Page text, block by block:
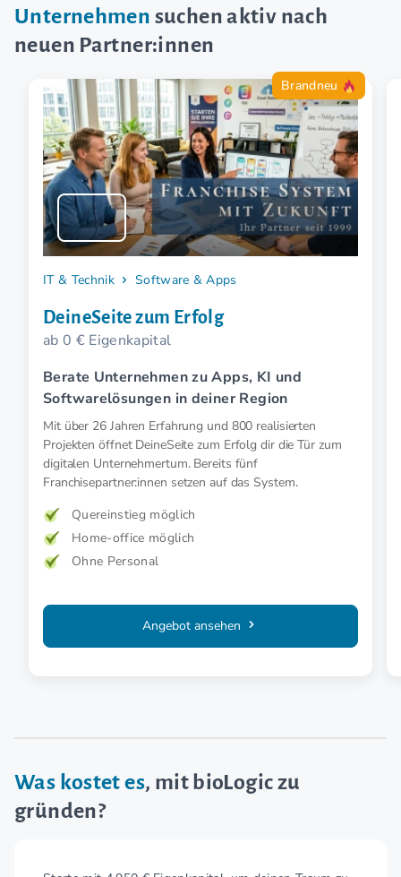
Unternehmen suchen aktiv nach
neuen Partner:innen
Brandneu
IT & Technik Software & Apps
DeineSeite zum Erfolg
ab 0 € Eigenkapital
Berate Unternehmen zu Apps, KI und
Softwarelösungen in deiner Region
Mit über 26 Jahren Erfahrung und 800 realisierten
Projekten öffnet DeineSeite zum Erfolg dir die Tür zum
digitalen Unternehmertum. Bereits fünf
Franchisepartner:innen setzen auf das System.
Quereinstieg möglich
Home-office möglich
Ohne Personal
Angebot ansehen
Was kostet es, mit bioLogic zu
gründen?